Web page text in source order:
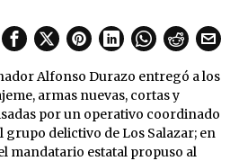
Alfonso Durazo entregó a los
armas nuevas, cortas y
por un operativo coordinado
grupo delictivo de Los Salazar; en
mandatario estatal propuso al